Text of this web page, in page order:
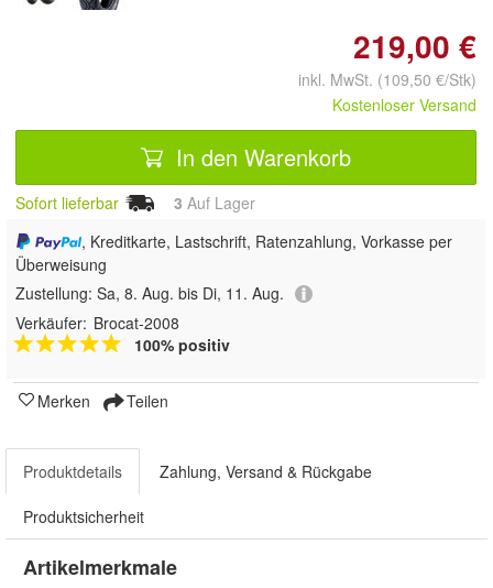
219,00 €
inkl. MwSt. (109,50 €/Stk)
Kostenloser Versand
In den Warenkorb
Sofort lieferbar 3 Auf Lager
, Kreditkarte, Lastschrift, Ratenzahlung, Vorkasse per
Überweisung
Zustellung: Sa, 8. Aug. bis Di, 11. Aug.
Verkäufer: Brocat-2008
100% positiv
Merken Teilen
Produktdetails Zahlung, Versand & Rückgabe
Produktsicherheit
Artikelmerkmale